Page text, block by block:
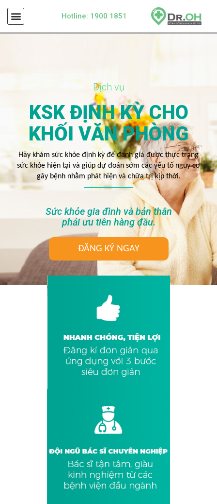
Hotline: 1900 1851
Dịch vụ
KSK ĐỊNH KỲ CHO
KHỐI VĂN PHÒNG
Hãy khám sức khỏe định kỳ để đánh giá được thực trạng
sức khỏe hiện tại và giúp dự đoán sớm các yếu tố nguy cơ
gây bệnh nhằm phát hiện và chữa trị kịp thời.
Sức khỏe gia đình và bản thân
phải ưu tiên hàng đầu.
ĐĂNG KÝ NGAY